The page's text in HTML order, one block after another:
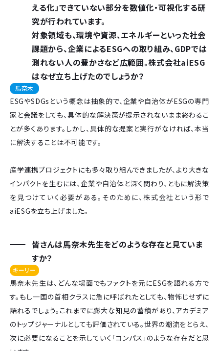
える化」できていない部分を数値化・可視化する研
究が行われています。
対象領域も、環境や資源、エネルギーといった社会
課題から、企業によるESGへの取り組み、GDPでは
測れない人の豊かさなど広範囲。株式会社aiESG
はなぜ立ち上げたのでしょうか？
馬奈木
ESGやSDGsという概念は抽象的で、企業や自治体がESGの専門
家と会議をしても、具体的な解決策が提示されないまま終わるこ
とが多くあります。しかし、具体的な提案と実行がなければ、本当
に解決することは不可能です。
産学連携プロジェクトにも多々取り組んできましたが、より大きな
インパクトを生むには、企業や自治体と深く関わり、ともに解決策
を見つけていく必要がある。そのために、株式会社という形で
aiESGを立ち上げました。
皆さんは馬奈木先生をどのような存在と見ていま
すか？
キーリー
馬奈木先生は、どんな場面でもファクトを元にESGを語れる方で
す。もし一国の首相クラスに急に呼ばれたとしても、物怖じせずに
語れるでしょう。これまでに膨大な知見の蓄積があり、アカデミア
のトップジャーナルとしても評価されている。世界の潮流をとらえ、
次に必要になることを示していく「コンパス」のような存在だと思